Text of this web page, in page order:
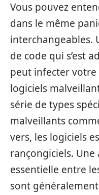
Vous pouvez
dans le même
interchangeables.
de code qui s’est
peut infecter
logiciels
série de types
malveillants
vers, les logiciels
rançongiciels.
essentielle entre
sont